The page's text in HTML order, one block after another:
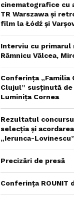
cinematografice
TR Warszawa și
film la Łódź și
Interviu cu primarul
Râmnicu Vâlcea,
Conferința „Familia
Clujul” susținută
Luminița Cornea
Rezultatul
selecția și
„Ierunca-
Precizări de presă
Conferința ROUNIT